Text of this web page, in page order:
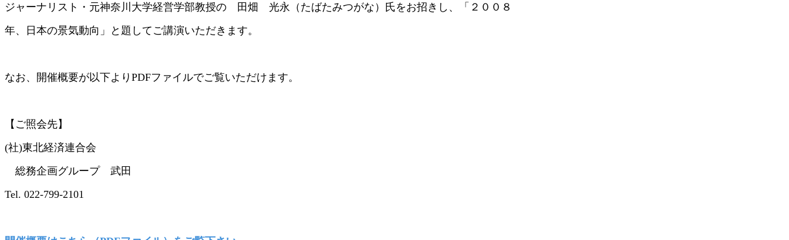
ジャーナリスト・元神奈川大学経営学部教授の 田畑 光永（たばたみつがな）氏をお招きし、「２００８
年、日本の景気動向」と題してご講演いただきます。
なお、開催概要が以下よりPDFファイルでご覧いただけます。
【ご照会先】
(社)東北経済連合会
総務企画グループ 武田
Tel. 022-799-2101